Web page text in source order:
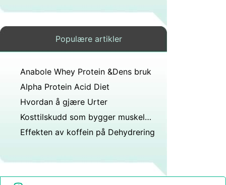
Populære artikler
Anabole Whey Protein &Dens bruk
Alpha Protein Acid Diet
Hvordan å gjære Urter
Kosttilskudd som bygger muskelmasse
Effekten av koffein på Dehydrering